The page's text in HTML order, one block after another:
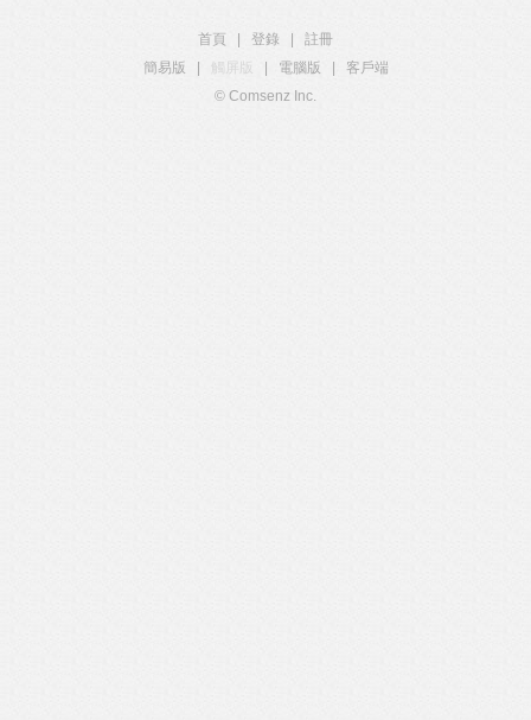
首頁 登錄
註冊
簡易版
觸屏版 電腦版
客戶端
© Comsenz Inc.